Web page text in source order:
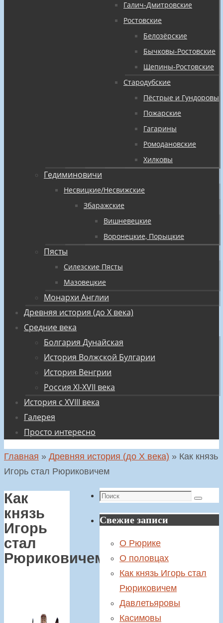
Галич-Дмитровские
Ростовские
Белозёрские
Бычковы-Ростовские
Щепины-Ростовские
Стародубские
Пёстрые и Гундоровы
Пожарские
Гагарины
Ромодановские
Хилковы
Гедиминовичи
Несвицкие/Несвижские
Збаражские
Вишневецкие
Воронецкие, Порыцкие
Пясты
Силезские Пясты
Мазовецкие
Монархи Англии
Древняя история (до X века)
Средние века
Болгария Дунайская
История Волжской Булгарии
История Венгрии
Россия XI-XVII века
История с XVIII века
Галерея
Просто интересно
Главная » Древняя история (до X века) » Как князь
Игорь стал Рюриковичем
Как
князь
Игорь
стал
Рюриковичем
Поиск
Поиск
Свежие записи
О Рюрике
О половцах
Как князь Игорь стал
Рюриковичем
Давлетьяровы
Касимовы